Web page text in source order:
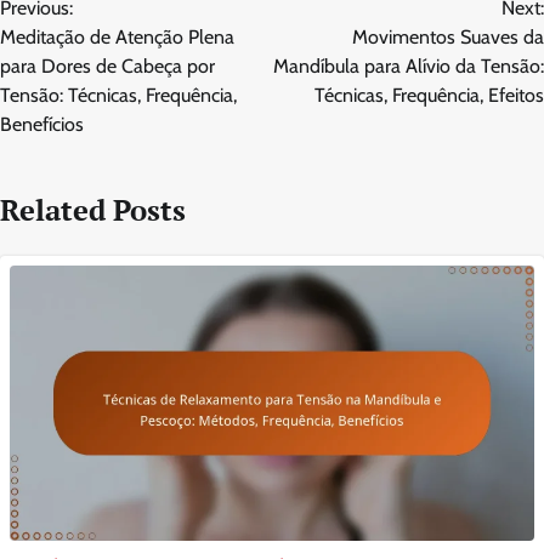
navigation
Previous:
Meditação de Atenção Plena
para Dores de Cabeça por
Tensão: Técnicas, Frequência,
Benefícios
Next:
Movimentos Suaves da
Mandíbula para Alívio da Tensão:
Técnicas, Frequência, Efeitos
Related Posts